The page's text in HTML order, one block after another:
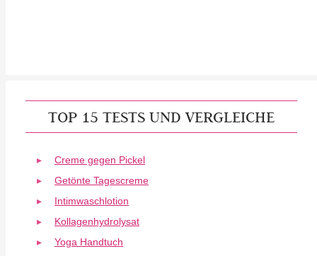
TOP 15 TESTS UND VERGLEICHE
Creme gegen Pickel
Getönte Tagescreme
Intimwaschlotion
Kollagenhydrolysat
Yoga Handtuch